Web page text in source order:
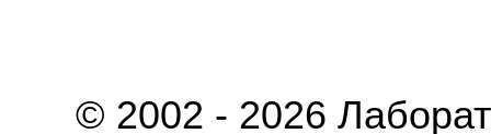
© 2002 - 2026